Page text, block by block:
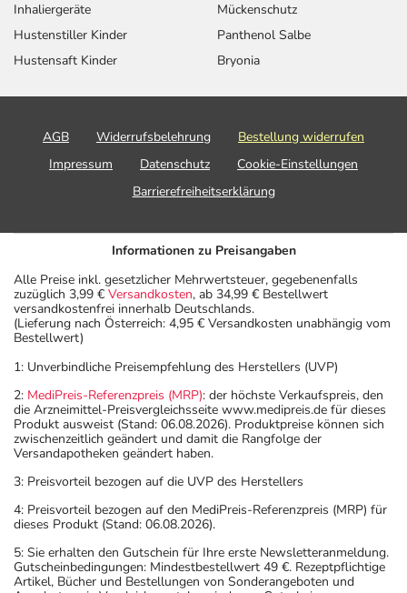
Inhaliergeräte
Hustenstiller Kinder
Hustensaft Kinder
Mückenschutz
Panthenol Salbe
Bryonia
AGB Widerrufsbelehrung
Bestellung widerrufen
Impressum
Datenschutz
Cookie-Einstellungen
Barrierefreiheitserklärung
Informationen zu Preisangaben
Alle Preise inkl. gesetzlicher Mehrwertsteuer, gegebenenfalls
zuzüglich 3,99 € Versandkosten, ab 34,99 € Bestellwert
versandkostenfrei innerhalb Deutschlands.
(Lieferung nach Österreich: 4,95 € Versandkosten unabhängig vom
Bestellwert)
1: Unverbindliche Preisempfehlung des Herstellers (UVP)
2: MediPreis-Referenzpreis (MRP): der höchste Verkaufspreis, den
die Arzneimittel-Preisvergleichsseite www.medipreis.de für dieses
Produkt ausweist (Stand: 06.08.2026). Produktpreise können sich
zwischenzeitlich geändert und damit die Rangfolge der
Versandapotheken geändert haben.
3: Preisvorteil bezogen auf die UVP des Herstellers
4: Preisvorteil bezogen auf den MediPreis-Referenzpreis (MRP) für
dieses Produkt (Stand: 06.08.2026).
5: Sie erhalten den Gutschein für Ihre erste Newsletteranmeldung.
Gutscheinbedingungen: Mindestbestellwert 49 €. Rezeptpflichtige
Artikel, Bücher und Bestellungen von Sonderangeboten und